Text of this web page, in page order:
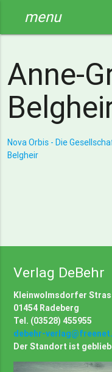
menu
Anne-
Nova Orbis - Die
Belgheir
Verlag DeBehr
Kleinwolmsdorfer
01454 Radeberg
Tel. (03528) 455955
debehr-
Der Standort ist